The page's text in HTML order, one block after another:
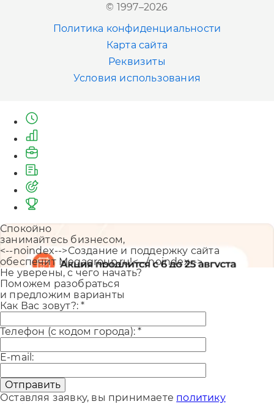
© 1997–2026
Политика конфиденциальности
Карта сайта
Реквизиты
Условия использования
+7 (383) 207-80-51
+7 (843) 202-41-47
+7 (343) 226-06-71
Спокойно
занимайтесь бизнесом,
<--noindex-->Создание и поддержку сайта
обеспечит Megagroup.ru!<--/noindex-->
Не уверены, с чего начать?
Поможем разобраться
и предложим варианты
Как Вас зовут?:*
Телефон (с кодом города):*
E-mail:
Отправить
Оставляя заявку, вы принимаете политику